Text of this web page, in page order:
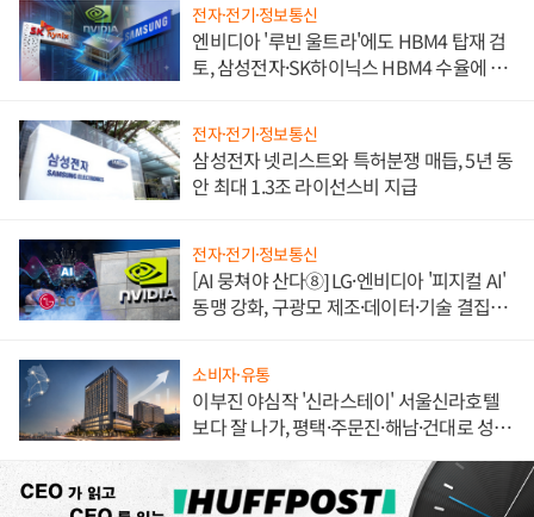
전자·전기·정보통신
엔비디아 '루빈 울트라'에도 HBM4 탑재 검
토, 삼성전자·SK하이닉스 HBM4 수율에 주
전자·전기·정보통신
삼성전자 넷리스트와 특허분쟁 매듭, 5년 동
안 최대 1.3조 라이선스비 지급
전자·전기·정보통신
[AI 뭉쳐야 산다⑧] LG·엔비디아 '피지컬 AI'
동맹 강화, 구광모 제조·데이터·기술 결집
소비자·유통
이부진 야심작 '신라스테이' 서울신라호텔
보다 잘 나가, 평택·주문진·해남·건대로 성